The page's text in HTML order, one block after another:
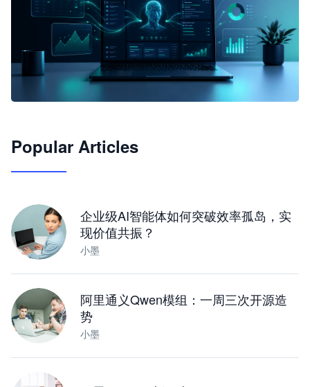
JimoClaw 桌面 AI Agent 工作台
Popular Articles
企业级AI智能体如何突破效率孤岛，实
现价值共振？
小墨
阿里通义Qwen模组：一周三次开源造
势
小墨